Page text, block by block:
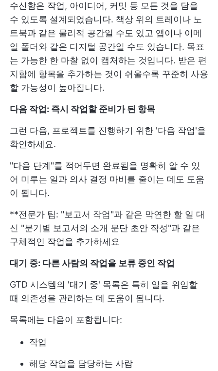
수신함은 작업, 아이디어, 커밋 등 모든 것을 담을
수 있도록 설계되었습니다. 책상 위의 트레이나 노
트북과 같은 물리적 공간일 수도 있고 앱이나 이메
일 폴더와 같은 디지털 공간일 수도 있습니다. 목표
는 가능한 한 마찰 없이 캡처하는 것입니다. 받은 편
지함에 항목을 추가하는 것이 쉬울수록 꾸준히 사용
할 가능성이 높아집니다.
다음 작업: 즉시 작업할 준비가 된 항목
그런 다음, 프로젝트를 진행하기 위한 '다음 작업'을
확인하세요.
"다음 단계"를 적어두면 완료됨을 명확히 알 수 있
어 미루는 일과 의사 결정 마비를 줄이는 데도 도움
이 됩니다.
**전문가 팁: "보고서 작업"과 같은 막연한 할 일 대
신 "분기별 보고서의 소개 문단 초안 작성"과 같은
구체적인 작업을 추가하세요
대기 중: 다른 사람의 작업을 보류 중인 작업
GTD 시스템의 '대기 중' 목록은 특히 일을 위임할
때 의존성을 관리하는 데 도움이 됩니다.
목록에는 다음이 포함됩니다:
작업
해당 작업을 담당하는 사람